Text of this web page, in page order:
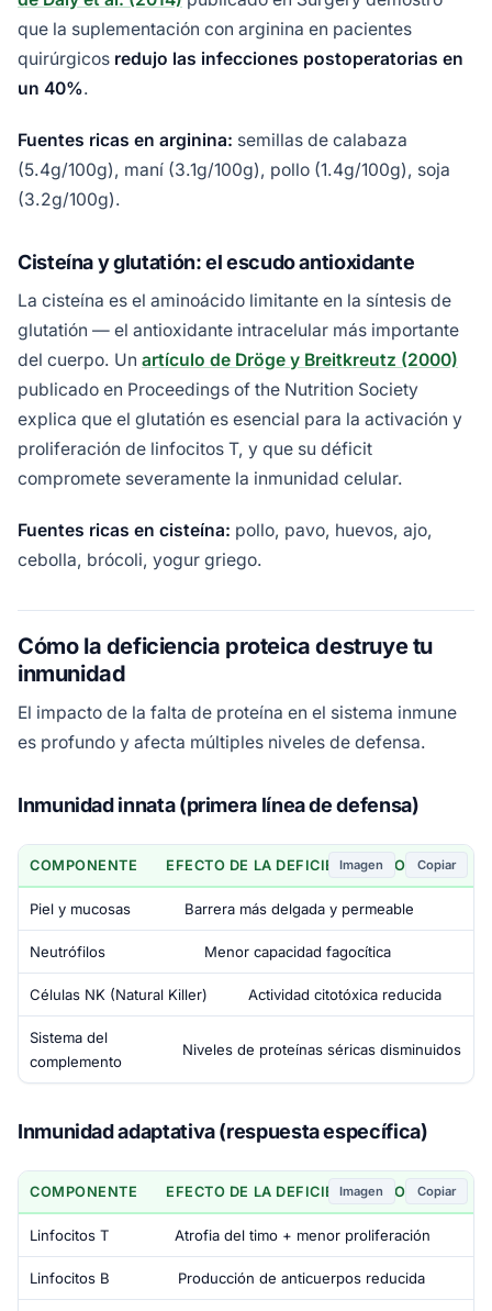
que la suplementación con arginina en pacientes
quirúrgicos redujo las infecciones postoperatorias en
un 40%.
Fuentes ricas en arginina: semillas de calabaza
(5.4g/100g), maní (3.1g/100g), pollo (1.4g/100g), soja
(3.2g/100g).
Cisteína y glutatión: el escudo antioxidante
La cisteína es el aminoácido limitante en la síntesis de
glutatión — el antioxidante intracelular más importante
del cuerpo. Un artículo de Dröge y Breitkreutz (2000)
publicado en Proceedings of the Nutrition Society
explica que el glutatión es esencial para la activación y
proliferación de linfocitos T, y que su déficit
compromete severamente la inmunidad celular.
Fuentes ricas en cisteína: pollo, pavo, huevos, ajo,
cebolla, brócoli, yogur griego.
Cómo la deficiencia proteica destruye tu
inmunidad
El impacto de la falta de proteína en el sistema inmune
es profundo y afecta múltiples niveles de defensa.
Inmunidad innata (primera línea de defensa)
COMPONENTE EFECTO DE LA DEFICIENCIA PROTEICA
Piel y mucosas Barrera más delgada y permeable
Neutrófilos Menor capacidad fagocítica
Células NK (Natural Killer) Actividad citotóxica reducida
Sistema del
complemento
Niveles de proteínas séricas disminuidos
Copiar
Imagen
Inmunidad adaptativa (respuesta específica)
COMPONENTE EFECTO DE LA DEFICIENCIA PROTEICA
Linfocitos T Atrofia del timo + menor proliferación
Linfocitos B Producción de anticuerpos reducida
Copiar
Imagen